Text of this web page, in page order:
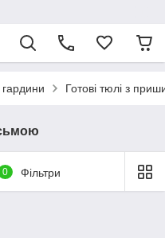
Готові тюлі з
0 Фільтри